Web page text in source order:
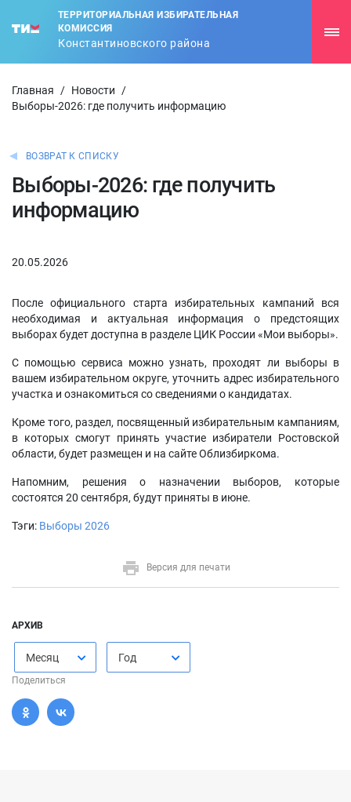
ТЕРРИТОРИАЛЬНАЯ ИЗБИРАТЕЛЬНАЯ
КОМИССИЯ
Константиновского района
Главная / Новости
/
Выборы-2026: где получить информацию
ВОЗВРАТ К СПИСКУ
Выборы-2026: где получить
информацию
20.05.2026
После официального старта избирательных кампаний вся
необходимая и актуальная информация о предстоящих
выборах будет доступна в разделе ЦИК России «Мои выборы».
С помощью сервиса можно узнать, проходят ли выборы в
вашем избирательном округе, уточнить адрес избирательного
участка и ознакомиться со сведениями о кандидатах.
Кроме того, раздел, посвященный избирательным кампаниям,
в которых смогут принять участие избиратели Ростовской
области, будет размещен и на сайте Облизбиркома.
Напомним, решения о назначении выборов, которые
состоятся 20 сентября, будут приняты в июне.
Тэги: Выборы 2026
Версия для печати
АРХИВ
Месяц Год
Поделиться